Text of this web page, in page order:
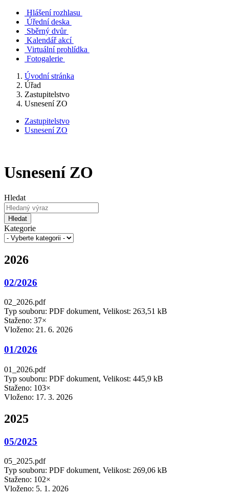
Hlášení rozhlasu
Úřední deska
Sběrný dvůr
Kalendář akcí
Virtuální prohlídka
Fotogalerie
Úvodní stránka
Úřad
Zastupitelstvo
Usnesení ZO
Zastupitelstvo
Usnesení ZO
Usnesení ZO
Hledat
Hledat
Kategorie
2026
02/2026
02_2026.pdf
Typ souboru: PDF dokument, Velikost: 263,51 kB
Staženo: 37×
Vloženo: 21. 6. 2026
01/2026
01_2026.pdf
Typ souboru: PDF dokument, Velikost: 445,9 kB
Staženo: 103×
Vloženo: 17. 3. 2026
2025
05/2025
05_2025.pdf
Typ souboru: PDF dokument, Velikost: 269,06 kB
Staženo: 102×
Vloženo: 5. 1. 2026